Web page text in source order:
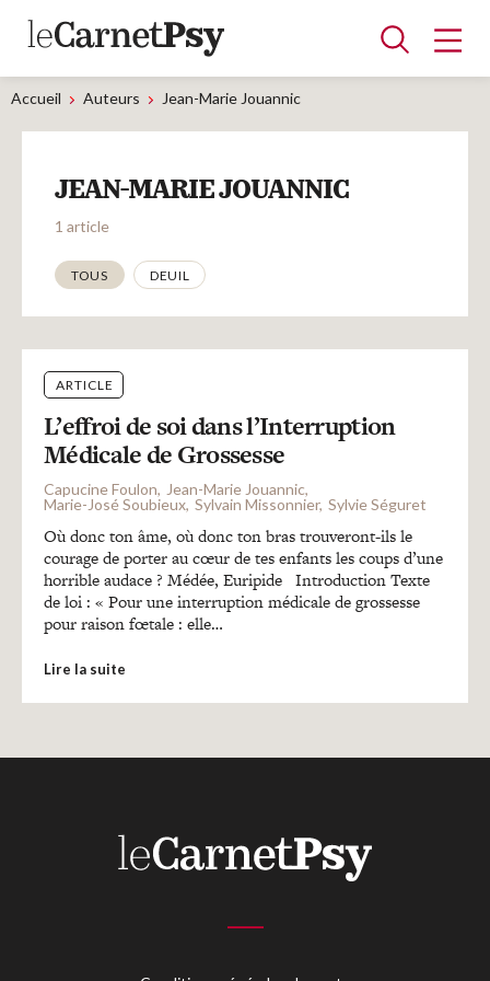
Articles
A la une
Adolescence
Dispositif
Enfance
Périnatalité
Psychanalyse
Psychopathologie
Soin
Dossiers
Blocs-notes
Recherches
Entretiens
Accueil Auteurs Jean-Marie Jouannic
JEAN-MARIE JOUANNIC
1 article
Thématiques
TOUS DEUIL
ARTICLE
L’effroi de soi dans l’Interruption
Médicale de Grossesse
Capucine Foulon
Jean-Marie Jouannic
Marie-José Soubieux Sylvain Missonnier Sylvie Séguret
Où donc ton âme, où donc ton bras trouveront-ils le
courage de porter au cœur de tes enfants les coups d’une
horrible audace ? Médée, Euripide Introduction Texte
de loi : « Pour une interruption médicale de grossesse
pour raison fœtale : elle…
Lire la suite